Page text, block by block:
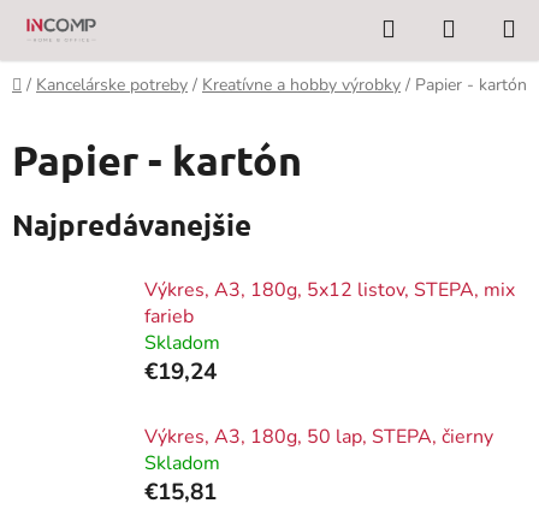
Prejsť
obsah
Hľadať
KOŠÍK
Domov
/ Kancelárske potreby / Kreatívne a hobby výrobky / Papier - kartón
Papier - kartón
Najpredávanejšie
Výkres, A3, 180g, 5x12 listov, STEPA, mix
farieb
Skladom
€19,24
Výkres, A3, 180g, 50 lap, STEPA, čierny
Skladom
€15,81